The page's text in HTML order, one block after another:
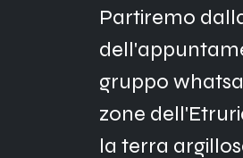
Partiremo
gruppo
zone
la terra